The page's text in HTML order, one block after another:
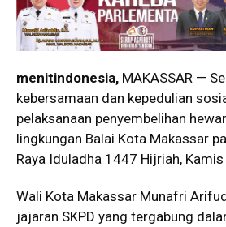
menitindonesia, MAKASSAR —
kebersamaan dan kepedulian
pelaksanaan penyembelihan
lingkungan Balai Kota Makassar
Raya Iduladha 1447 Hijriah,
Wali Kota Makassar Munafri
jajaran SKPD yang tergabung